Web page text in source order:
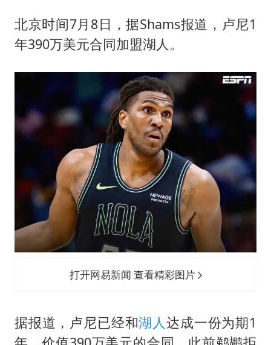
4.2平卫生间补漏注胶花1.55万
白海豚路径图
宇树申购 中一签有望赚20万元
男子结婚8年3个女儿都不是亲生
白海豚可深入内陆制造大范围风雨
面对面丨蔡磊：与渐冻症抗争 纵使不敌 也不屈服
NBA传奇教练老尼尔森去世
手机真会“偷听”我们说话吗
5万小车卖不动 微型代步车集体遇冷
北京时间7月8日，据Shams报道，卢尼1
年390万美元合同加盟湖人。
打开网易新闻 查看精彩图片
据报道，卢尼已经和湖人达成一份为期1